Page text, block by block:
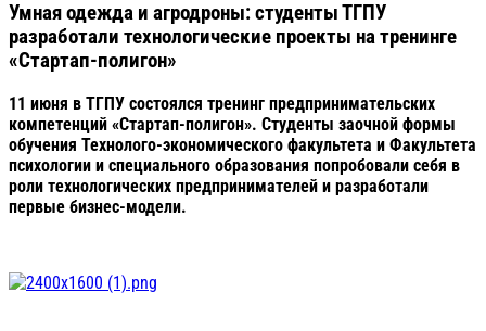
Умная одежда и агродроны: студенты ТГПУ
разработали технологические проекты на тренинге
«Стартап-полигон»
11 июня в ТГПУ состоялся тренинг предпринимательских
компетенций «Стартап-полигон». Студенты заочной формы
обучения Технолого-экономического факультета и Факультета
психологии и специального образования попробовали себя в
роли технологических предпринимателей и разработали
первые бизнес-модели.